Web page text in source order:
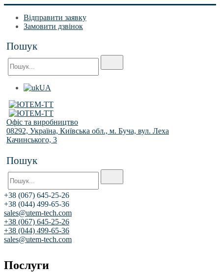
Відправити заявку
Замовити дзвінок
Пошук
UA
Офіс та виробництво
08292, Україна, Київська обл., м. Буча, вул. Леха
Качинського, 3
Пошук
+38 (067) 645-25-26
+38 (044) 499-65-36
sales@utem-tech.com
+38 (067) 645-25-26
+38 (044) 499-65-36
sales@utem-tech.com
Послуги